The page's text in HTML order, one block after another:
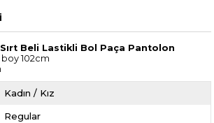
Beli Lastikli Bol Paça Pantolon
boy 102cm
Kadın / Kız
Regular